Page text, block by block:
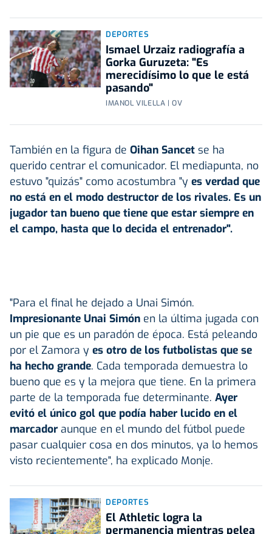
DEPORTES
Ismael Urzaiz radiografía a
Gorka Guruzeta: "Es
merecidísimo lo que le está
pasando"
IMANOL VILELLA | OV
También en la figura de Oihan Sancet se ha
querido centrar el comunicador. El mediapunta, no
estuvo "quizás" como acostumbra "y es verdad que
no está en el modo destructor de los rivales. Es un
jugador tan bueno que tiene que estar siempre en
el campo, hasta que lo decida el entrenador".
"Para el final he dejado a Unai Simón.
Impresionante Unai Simón en la última jugada con
un pie que es un paradón de época. Está peleando
por el Zamora y es otro de los futbolistas que se
ha hecho grande. Cada temporada demuestra lo
bueno que es y la mejora que tiene. En la primera
parte de la temporada fue determinante. Ayer
evitó el único gol que podía haber lucido en el
marcador aunque en el mundo del fútbol puede
pasar cualquier cosa en dos minutos, ya lo hemos
visto recientemente", ha explicado Monje.
DEPORTES
El Athletic logra la
permanencia mientras pelea